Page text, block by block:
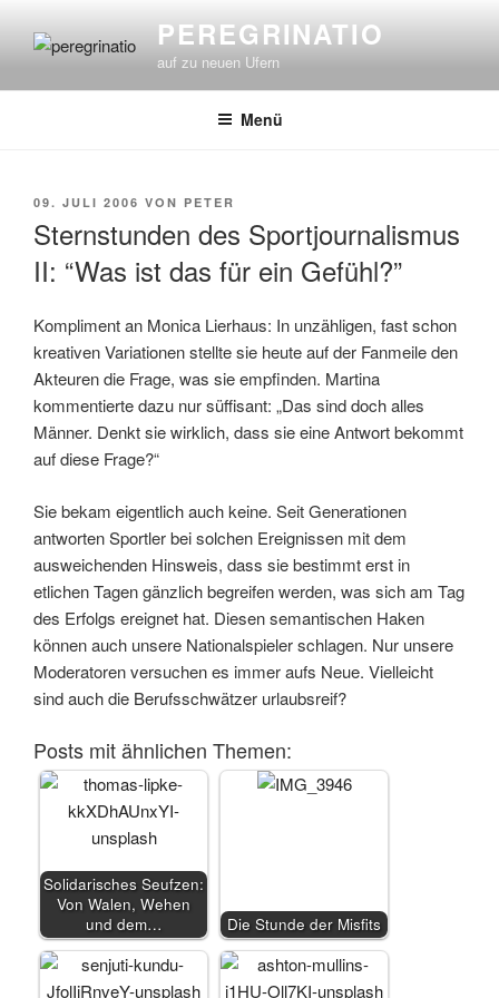
Inhalt
PEREGRINATIO
auf zu neuen Ufern
Menü
VERÖFFENTLICHT
09. JULI 2006 VON PETER
Sternstunden des Sportjournalismus
II: “Was ist das für ein Gefühl?”
Kompliment an Monica Lierhaus: In unzähligen, fast schon
kreativen Variationen stellte sie heute auf der Fanmeile den
Akteuren die Frage, was sie empfinden. Martina
kommentierte dazu nur süffisant: „Das sind doch alles
Männer. Denkt sie wirklich, dass sie eine Antwort bekommt
auf diese Frage?“
Sie bekam eigentlich auch keine. Seit Generationen
antworten Sportler bei solchen Ereignissen mit dem
ausweichenden Hinsweis, dass sie bestimmt erst in
etlichen Tagen gänzlich begreifen werden, was sich am Tag
des Erfolgs ereignet hat. Diesen semantischen Haken
können auch unsere Nationalspieler schlagen. Nur unsere
Moderatoren versuchen es immer aufs Neue. Vielleicht
sind auch die Berufsschwätzer urlaubsreif?
Posts mit ähnlichen Themen:
Solidarisches Seufzen:
Von Walen, Wehen
und dem…
Die Stunde der Misfits